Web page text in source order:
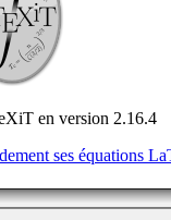
en version 2.16.4
ses équations